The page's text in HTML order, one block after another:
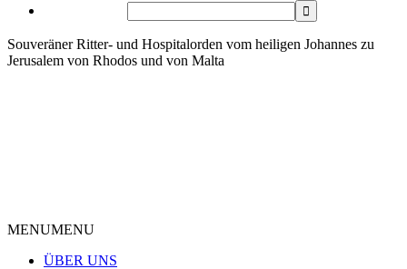
Souveräner Ritter- und Hospitalorden vom heiligen Johannes zu
Jerusalem von Rhodos und von Malta
MENUMENU
ÜBER UNS